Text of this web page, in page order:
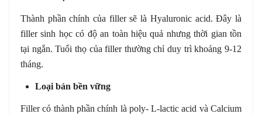
Thành phần chính của filler sẽ là Hyaluronic acid. Đây là
filler sinh học có độ an toàn hiệu quả nhưng thời gian tồn
tại ngắn. Tuổi thọ của filler thường chỉ duy trì khoảng 9-12
tháng.
Loại bán bền vững
Filler có thành phần chính là poly- L-lactic acid và Calcium